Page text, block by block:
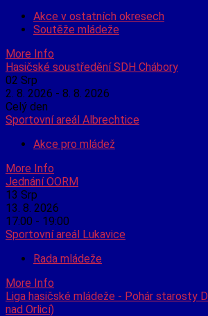
Akce v ostatních okresech
Soutěže mládeže
More Info
Hasičské soustředění SDH Chábory
02 Srp
2. 8. 2026 - 8. 8. 2026
Celý den
Sportovní areál Albrechtice
Akce pro mládež
More Info
Jednání OORM
13 Srp
13. 8. 2026
17:00 - 19:00
Sportovní areál Lukavice
Rada mládeže
More Info
Liga hasičské mládeže - Pohár starosty
nad Orlicí)